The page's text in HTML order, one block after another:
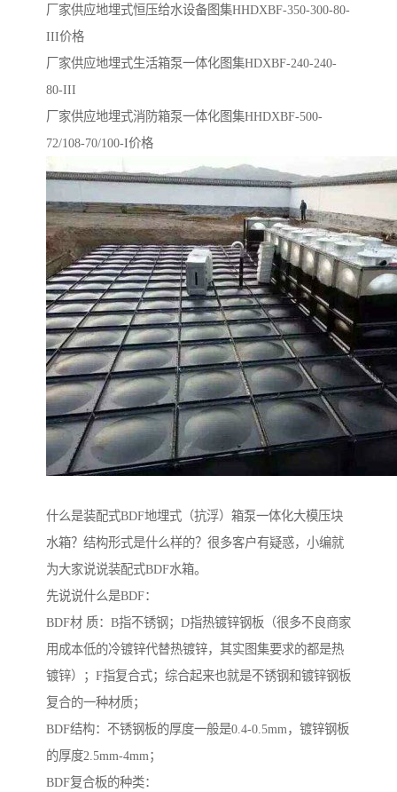
厂家供应地埋式恒压给水设备图集HHDXBF-350-300-80-
III价格
厂家供应地埋式生活箱泵一体化图集HDXBF-240-240-
80-III
厂家供应地埋式消防箱泵一体化图集HHDXBF-500-
72/108-70/100-I价格
什么是装配式BDF地埋式（抗浮）箱泵一体化大模压块
水箱？结构形式是什么样的？很多客户有疑惑，小编就
为大家说说装配式BDF水箱。
先说说什么是BDF：
BDF材 质：B指不锈钢；D指热镀锌钢板（很多不良商家
用成本低的冷镀锌代替热镀锌，其实图集要求的都是热
镀锌）；F指复合式；综合起来也就是不锈钢和镀锌钢板
复合的一种材质；
BDF结构：不锈钢板的厚度一般是0.4-0.5mm，镀锌钢板
的厚度2.5mm-4mm；
BDF复合板的种类：